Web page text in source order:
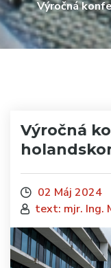
Výročná
Výročná
02 Máj 2024
text: mjr. Ing.